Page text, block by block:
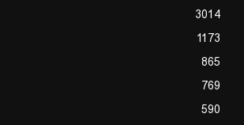
3014
1173
865
769
590